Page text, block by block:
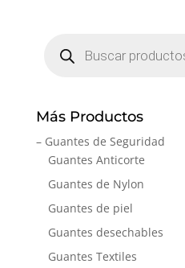
productos
Más Productos
– Guantes de Seguridad
Guantes Anticorte
Guantes de Nylon
Guantes de piel
Guantes desechables
Guantes Textiles